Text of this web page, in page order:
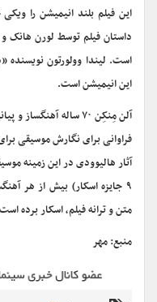
این فیلم بلند انیمیشن را
داستان فیلم توسط لورن هانک و
است. لیندا وولورتون نویسنده
این انیمیشن است.
فراوانی برای نگارش موسیقی
آثار هالیوودی در این زمینه
۹ جایزه اسکار) بیش از هر
متن و ترانه فیلم، اسکار برده
منبع: مهر